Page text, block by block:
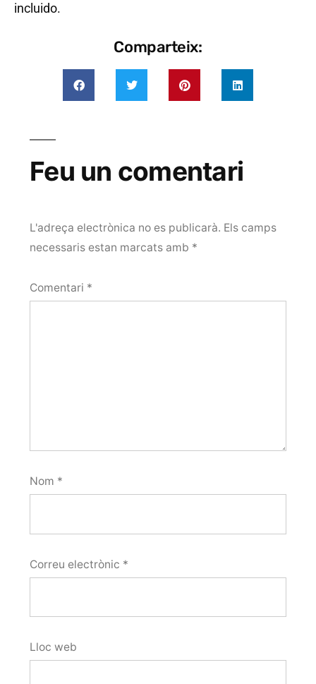
incluido.
Comparteix:
Feu un comentari
L'adreça electrònica no es publicarà. Els camps
necessaris estan marcats amb *
Comentari *
Nom *
Correu electrònic *
Lloc web